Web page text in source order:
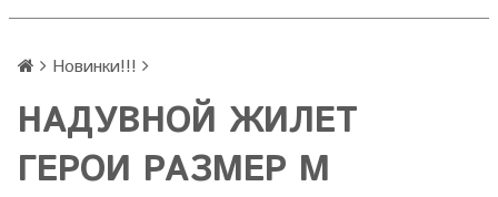
Новинки!!!
НАДУВНОЙ ЖИЛЕТ
ГЕРОИ РАЗМЕР M